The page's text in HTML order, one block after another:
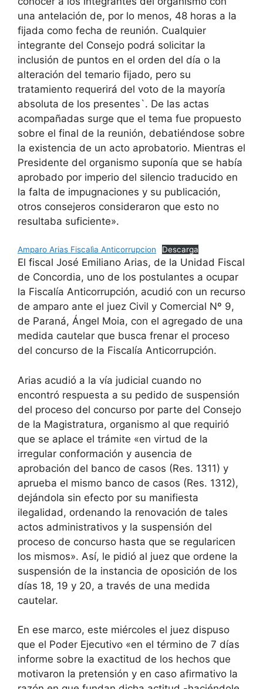
una antelación de, por lo menos, 48 horas a la
fijada como fecha de reunión. Cualquier
integrante del Consejo podrá solicitar la
inclusión de puntos en el orden del día o la
alteración del temario fijado, pero su
tratamiento requerirá del voto de la mayoría
absoluta de los presentes`. De las actas
acompañadas surge que el tema fue propuesto
sobre el final de la reunión, debatiéndose sobre
la existencia de un acto aprobatorio. Mientras el
Presidente del organismo suponía que se había
aprobado por imperio del silencio traducido en
la falta de impugnaciones y su publicación,
otros consejeros consideraron que esto no
resultaba suficiente».
Amparo Arias Fiscalìa Anticorrupcion Descarga
El fiscal José Emiliano Arias, de la Unidad Fiscal
de Concordia, uno de los postulantes a ocupar
la Fiscalía Anticorrupción, acudió con un recurso
de amparo ante el juez Civil y Comercial Nº 9,
de Paraná, Ángel Moia, con el agregado de una
medida cautelar que busca frenar el proceso
del concurso de la Fiscalía Anticorrupción.
Arias acudió a la vía judicial cuando no
encontró respuesta a su pedido de suspensión
del proceso del concurso por parte del Consejo
de la Magistratura, organismo al que requirió
que se aplace el trámite «en virtud de la
irregular conformación y ausencia de
aprobación del banco de casos (Res. 1311) y
aprueba el mismo banco de casos (Res. 1312),
dejándola sin efecto por su manifiesta
ilegalidad, ordenando la renovación de tales
actos administrativos y la suspensión del
proceso de concurso hasta que se regularicen
los mismos». Así, le pidió al juez que ordene la
suspensión de la instancia de oposición de los
días 18, 19 y 20, a través de una medida
cautelar.
En ese marco, este miércoles el juez dispuso
que el Poder Ejecutivo «en el término de 7 días
informe sobre la exactitud de los hechos que
motivaron la pretensión y en caso afirmativo la